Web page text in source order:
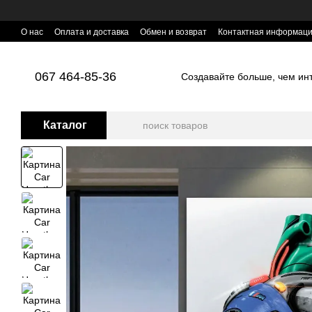
О нас Оплата и доставка Обмен и возврат Контактная
067 464-85-36 Создавайте больше, чем
Каталог